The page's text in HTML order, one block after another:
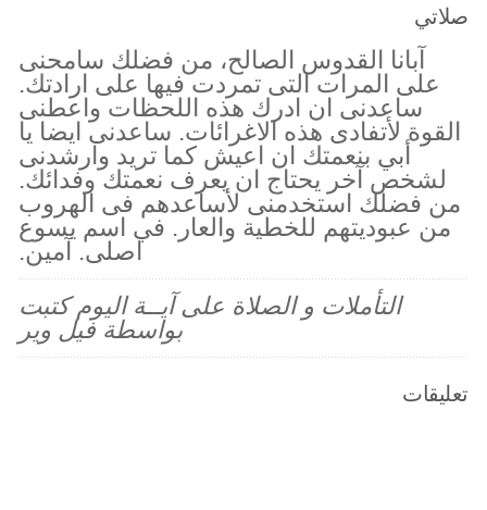
صلاتي
آبانا القدوس الصالح، من فضلك سامحنى
على المرات التى تمردت فيها على ارادتك.
ساعدنى ان ادرك هذه اللحظات واعطنى
القوة لأتفادى هذه الاغرائات. ساعدنى ايضا يا
أبي بنعمتك ان اعيش كما تريد وارشدنى
لشخص آخر يحتاج ان يعرف نعمتك وفدائك.
من فضلك استخدمنى لأساعدهم فى الهروب
من عبوديتهم للخطية والعار. في اسم يسوع
اصلى. آمين.
التأملات و الصلاة على آيــة اليوم كتبت
بواسطة فيل وير
تعليقات